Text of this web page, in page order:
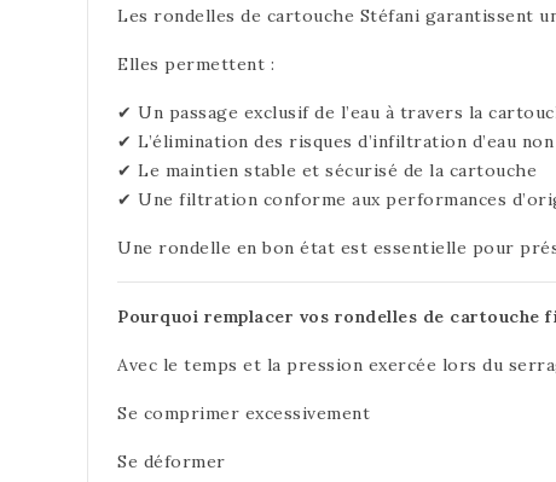
Les rondelles de cartouche Stéfani garantissent
Elles permettent :
✔ Un passage exclusif de l’eau à travers la
✔ L’élimination des risques d’infiltration d’eau
✔ Le maintien stable et sécurisé de la cartouche
✔ Une filtration conforme aux performances
Une rondelle en bon état est essentielle pour
Pourquoi remplacer vos rondelles de cartouche
Avec le temps et la pression exercée lors du
Se comprimer excessivement
Se déformer